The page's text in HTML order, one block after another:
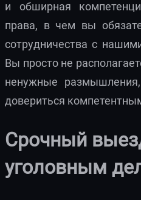
и обширная
права, в чем вы
сотрудничества с
Вы просто не
ненужные
довериться
Срочный
уголовным